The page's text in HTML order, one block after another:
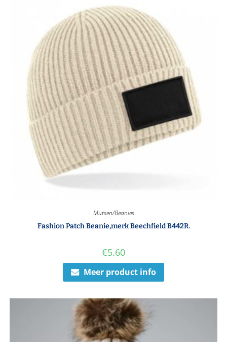
Mutsen/Beanies
Fashion Patch Beanie,merk Beechfield B442R.
€5.60
Meer product info